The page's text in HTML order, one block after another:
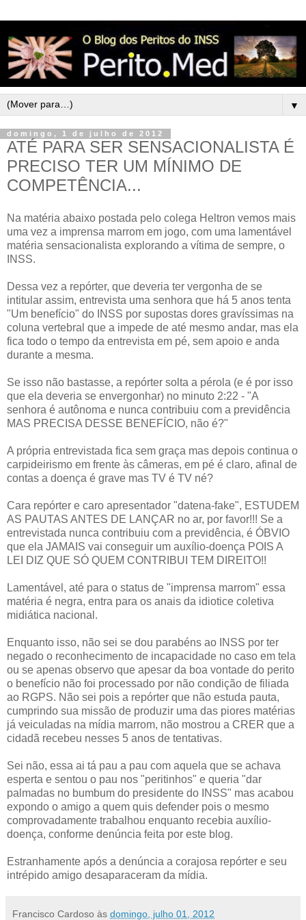
▼
domingo, 1 de julho de 2012
ATÉ PARA SER SENSACIONALISTA É
PRECISO TER UM MÍNIMO DE
COMPETÊNCIA...
Na matéria abaixo postada pelo colega Heltron vemos mais
uma vez a imprensa marrom em jogo, com uma lamentável
matéria sensacionalista explorando a vítima de sempre, o
INSS.
Dessa vez a repórter, que deveria ter vergonha de se
intitular assim, entrevista uma senhora que há 5 anos tenta
"Um benefício" do INSS por supostas dores gravíssimas na
coluna vertebral que a impede de até mesmo andar, mas ela
fica todo o tempo da entrevista em pé, sem apoio e anda
durante a mesma.
Se isso não bastasse, a repórter solta a pérola (e é por isso
que ela deveria se envergonhar) no minuto 2:22 - "A
senhora é autônoma e nunca contribuiu com a previdência
MAS PRECISA DESSE BENEFÍCIO, não é?"
A própria entrevistada fica sem graça mas depois continua o
carpideirismo em frente às câmeras, em pé é claro, afinal de
contas a doença é grave mas TV é TV né?
Cara repórter e caro apresentador "datena-fake", ESTUDEM
AS PAUTAS ANTES DE LANÇAR no ar, por favor!!! Se a
entrevistada nunca contribuiu com a previdência, é ÓBVIO
que ela JAMAIS vai conseguir um auxílio-doença POIS A
LEI DIZ QUE SÓ QUEM CONTRIBUI TEM DIREITO!!
Lamentável, até para o status de "imprensa marrom" essa
matéria é negra, entra para os anais da idiotice coletiva
midiática nacional.
Enquanto isso, não sei se dou parabéns ao INSS por ter
negado o reconhecimento de incapacidade no caso em tela
ou se apenas observo que apesar da boa vontade do perito
o benefício não foi processado por não condição de filiada
ao RGPS. Não sei pois a repórter que não estuda pauta,
cumprindo sua missão de produzir uma das piores matérias
já veiculadas na mídia marrom, não mostrou a CRER que a
cidadã recebeu nesses 5 anos de tentativas.
Sei não, essa ai tá pau a pau com aquela que se achava
esperta e sentou o pau nos "peritinhos" e queria "dar
palmadas no bumbum do presidente do INSS" mas acabou
expondo o amigo a quem quis defender pois o mesmo
comprovadamente trabalhou enquanto recebia auxílio-
doença, conforme denúncia feita por este blog.
Estranhamente após a denúncia a corajosa repórter e seu
intrépido amigo desaparaceram da mídia.
Francisco Cardoso às domingo, julho 01, 2012